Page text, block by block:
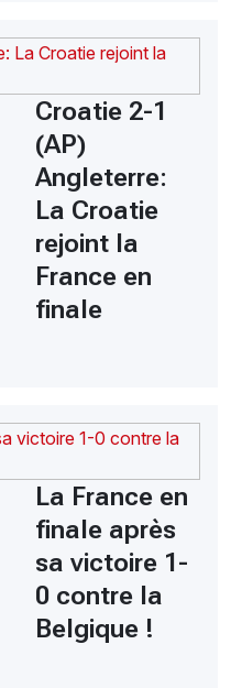
Croatie 2-1
(AP)
Angleterre:
La Croatie
rejoint la
France en
finale
La France en
finale après
sa victoire 1-
0 contre la
Belgique !